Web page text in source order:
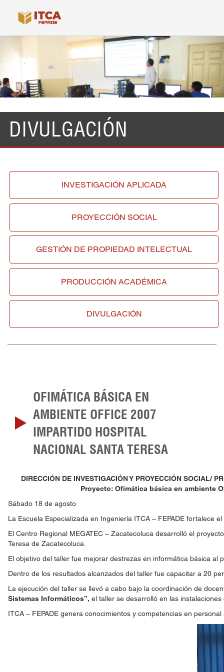
DIVULGACIÓN
INVESTIGACIÓNAPLICADA
PROYECCIÓN SOCIAL
GESTIÓN DE PROPIEDAD INTELECTUAL
PRODUCCIÓN ACADÉMICA
DIVULGACIÓN
OFIMÁTICA BÁSICA EN
AMBIENTE OFFICE 2007
IMPARTIDO HOSPITAL
NACIONAL SANTA TERESA
DIRECCIÓN DE INVESTIGACIÓN Y PROYECCIÓN SOCIAL/
Proyecto: Ofimática básica en ambiente
Sábado 18 de agosto
La Escuela Especializada en Ingeniería ITCA – FEPADE fortalece
El Centro Regional MEGATEC – Zacatecoluca desarrolló el
Teresa de Zacatecoluca.
El objetivo del taller fue mejorar destrezas en informática básica
Dentro de los resultados alcanzados del taller fue capacitar a 20
La ejecución del taller se llevó a cabo bajo la coordinación de
Sistemas Informáticos”, el taller se desarrolló en las
ITCA – FEPADE genera conocimientos y competencias en